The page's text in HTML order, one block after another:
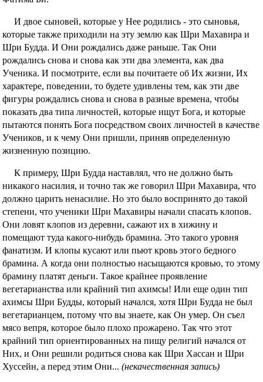
И двое сыновей, которые у Нее родились - это сыновья,
которые также приходили на эту землю как Шри Махавира и
Шри Будда. И Они рождались даже раньше. Так Они
рождались снова и снова как эти два элемента, как два
Ученика. И посмотрите, если вы почитаете об Их жизни, Их
характере, поведении, то будете удивлены тем, как эти две
фигуры рождались снова и снова в разные времена, чтобы
показать два типа личностей, которые ищут Бога, и которые
пытаются понять Бога посредством своих личностей в качестве
Учеников, и к чему Они пришли, приняв определенную
жизненную позицию.
К примеру, Шри Будда наставлял, что не должно быть
никакого насилия, и точно так же говорил Шри Махавира, что
должно царить ненасилие. Но это было воспринято до такой
степени, что ученики Шри Махавиры начали спасать клопов.
Они ловят клопов из деревни, сажают их в хижину и
помещают туда какого-нибудь брамина. Это такого уровня
фанатизм. И клопы кусают или пьют кровь этого бедного
брамина. А когда они полностью насыщаются кровью, то этому
брамину платят деньги. Такое крайнее проявление
вегетарианства или крайний тип ахимсы! Или еще один тип
ахимсы Шри Будды, который начался, хотя Шри Будда не был
вегетарианцем, потому что вы знаете, как Он умер. Он съел
мясо вепря, которое было плохо прожарено. Так что этот
крайний тип ориентированных на пищу религий начался от
Них, и Они решили родиться снова как Шри Хассан и Шри
Хуссейн, а перед этим Они...(некачественная запись)